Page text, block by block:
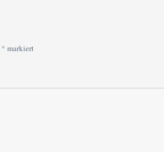
* markiert